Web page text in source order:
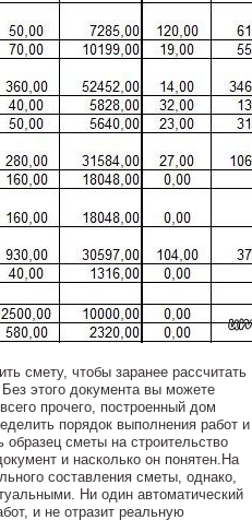
смету, чтобы заранее рассчитать
этого документа вы можете
прочего, построенный дом
порядок выполнения работ и
сметы на строительство
и насколько он понятен.На
составления сметы, однако,
Ни один автоматический
и не отразит реальную